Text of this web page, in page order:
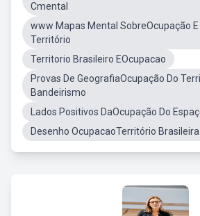
Cmental
www Mapas Mental SobreOcupação
Território
Territorio Brasileiro EOcupacao
Provas De GeografiaOcupação Do
Bandeirismo
Lados Positivos DaOcupação Do
Desenho OcupacaoTerritório Brasileira